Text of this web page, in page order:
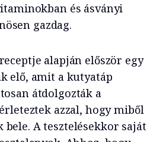
és ásványi
gazdag.
alapján először egy
elő, amit a kutyatáp
átdolgozták a
azzal, hogy miből
A tesztelésekkor saját